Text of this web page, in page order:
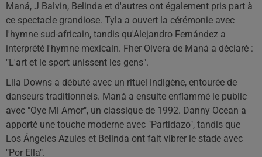
Maná, J Balvin, Belinda et d'autres ont également pris part à
ce spectacle grandiose. Tyla a ouvert la cérémonie avec
l'hymne sud-africain, tandis qu'Alejandro Fernández a
interprété l'hymne mexicain. Fher Olvera de Maná a déclaré :
"L'art et le sport unissent les gens".
Lila Downs a débuté avec un rituel indigène, entourée de
danseurs traditionnels. Maná a ensuite enflammé le public
avec "Oye Mi Amor", un classique de 1992. Danny Ocean a
apporté une touche moderne avec "Partidazo", tandis que
Los Ángeles Azules et Belinda ont fait vibrer le stade avec
"Por Ella".